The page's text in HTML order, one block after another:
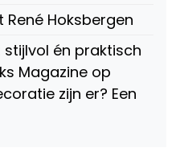
Hoksbergen
én praktisch
Magazine op
zijn er? Een